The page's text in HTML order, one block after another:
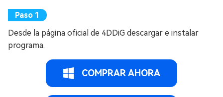
Desde la página oficial de 4DDiG descargar e instalar
programa.
COMPRAR AHORA